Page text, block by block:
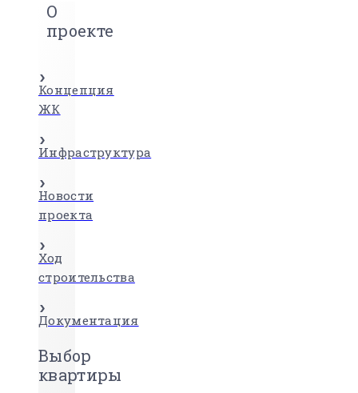
О
проекте
Концепция
ЖК
Инфраструктура
Новости
проекта
Ход
строительства
Документация
Выбор
квартиры